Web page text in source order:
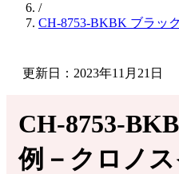
/
CH-8753-BKBK ブラッ
更新日：2023年11月21日
CH-8753-
例－クロノ